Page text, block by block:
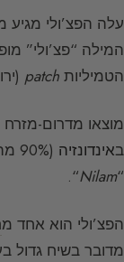
עלה הפצ’ולי מגיע
הטמיליות patch
מוצאו מדרום-מזרח
באינדונזיה
“
Nilam
“.
הפצ’ולי הוא אחד מ
מדובר בשיח גדול